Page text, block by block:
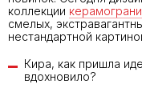
коллекции
смелых,
нестандартной
Кира, как пришла
вдохновило?